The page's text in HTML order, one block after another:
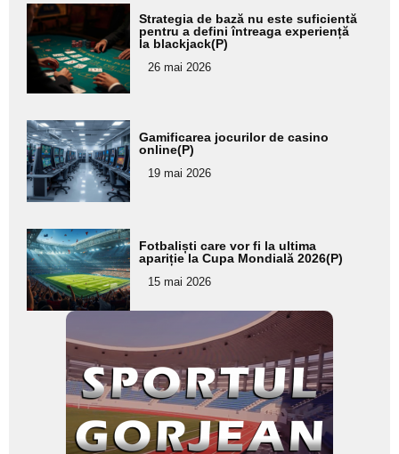
Adaugă
aici textul
pentru
subtitlu
Strategia de bază nu este suficientă
pentru a defini întreaga experiență
la blackjack(P)
26 mai 2026
Adaugă
aici textul
pentru
subtitlu
Gamificarea jocurilor de casino
online(P)
19 mai 2026
Adaugă
aici textul
pentru
subtitlu
Fotbaliști care vor fi la ultima
apariție la Cupa Mondială 2026(P)
15 mai 2026